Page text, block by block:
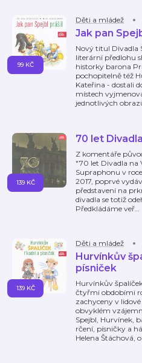
Děti a mládež
Jak pan
Nový titul Divadla
literární předlohu
historky barona
pochopitelně též
Kateřina - dostali
místech
jednotlivých
99 KČ
70 let
Z komentáře
"70 let Divadla na
Supraphonu v
2017, poprvé
představení na
divadla se totiž
Předkládáme veř…
139 KČ
Děti a mládež
Hurvínkův
písniček
Hurvínkův
čtyřmi obdobími
zachyceny v
obvyklém
Spejbl, Hurvínek,
rčení, písničky a
Helena Štáchová,
139 KČ